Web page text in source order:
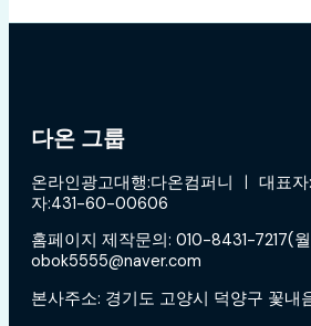
다온 그룹
온라인광고대행:다온컴퍼니 ㅣ 대표
자:431-60-00606
홈페이지 제작문의: 010-8431-7217(
obok5555@naver.com
본사주소: 경기도 고양시 덕양구 꽃내